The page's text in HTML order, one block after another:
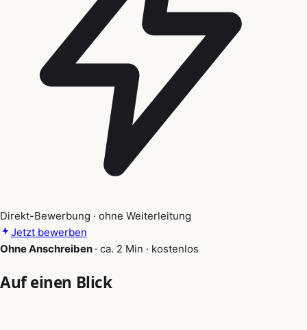
Direkt-Bewerbung · ohne Weiterleitung
Jetzt bewerben
Ohne Anschreiben · ca. 2 Min · kostenlos
Auf einen Blick